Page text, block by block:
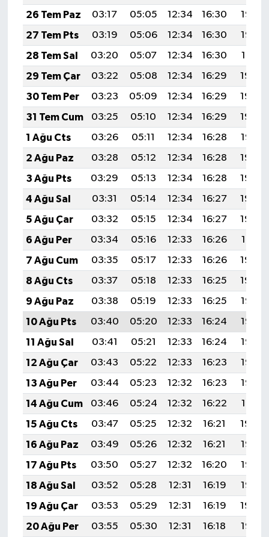
26 Tem Paz
03:17 05:05 12:34 16:30
19:53
27 Tem Pts
03:19 05:06 12:34 16:30
19:52
28 Tem Sal
03:20 05:07 12:34 16:30
19:51
29 Tem Çar
03:22 05:08 12:34 16:29
19:50
30 Tem Per
03:23 05:09 12:34 16:29
19:49
31 Tem Cum
03:25 05:10 12:34 16:29
19:48
1 Ağu Cts
03:26 05:11 12:34 16:28
19:47
2 Ağu Paz
03:28 05:12 12:34 16:28
19:46
3 Ağu Pts
03:29 05:13 12:34 16:28
19:45
4 Ağu Sal
03:31 05:14 12:34 16:27
19:43
5 Ağu Çar
03:32 05:15 12:34 16:27
19:42
6 Ağu Per
03:34 05:16 12:33 16:26
19:41
7 Ağu Cum
03:35 05:17 12:33 16:26
19:40
8 Ağu Cts
03:37 05:18 12:33 16:25
19:39
9 Ağu Paz
03:38 05:19 12:33 16:25
19:37
10 Ağu Pts
03:40 05:20 12:33 16:24
19:36
11 Ağu Sal
03:41 05:21 12:33 16:24
19:35
12 Ağu Çar
03:43 05:22 12:33 16:23
19:33
13 Ağu Per
03:44 05:23 12:32 16:23
19:32
14 Ağu Cum
03:46 05:24 12:32 16:22
19:31
15 Ağu Cts
03:47 05:25 12:32 16:21
19:29
16 Ağu Paz
03:49 05:26 12:32 16:21
19:28
17 Ağu Pts
03:50 05:27 12:32 16:20
19:27
18 Ağu Sal
03:52 05:28 12:31 16:19
19:25
19 Ağu Çar
03:53 05:29 12:31 16:19
19:24
20 Ağu Per
03:55 05:30 12:31 16:18
19:22